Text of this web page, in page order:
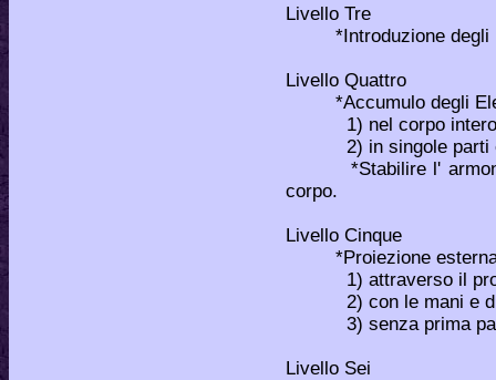
Livello Tre
*Introduzione degli
Livello Quattro
*Accumulo degli
1) nel corpo
2) in singole parti e
*Stabilire l' armonia
corpo.
Livello Cinque
*Proiezione esterna
1) attraverso il
2) con le mani e
3) senza prima
Livello Sei